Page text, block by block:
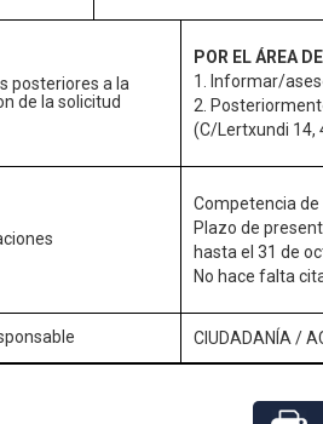
posteriores a la
de la solicitud
POR EL ÁREA
1. Informar/
2.
(C/Lertxundi 14,
Competencia de
Plazo de
hasta el 31 de
No hace falta
CIUDADANÍA /